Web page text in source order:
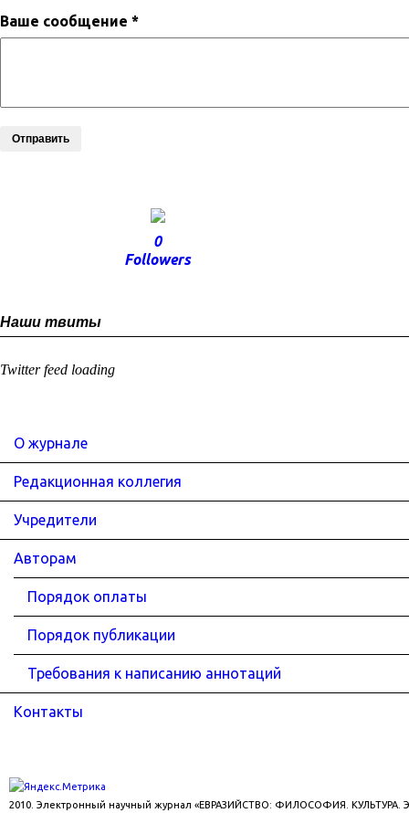
Ваше сообщение *
Отправить
0
Followers
Наши твиты
Twitter feed loading
О журнале
Редакционная коллегия
Учредители
Авторам
Порядок оплаты
Порядок публикации
Требования к написанию аннотаций
Контакты
2010. Электронный научный журнал «ЕВРАЗИЙСТВО: ФИЛОСОФИЯ. КУЛЬТУРА.